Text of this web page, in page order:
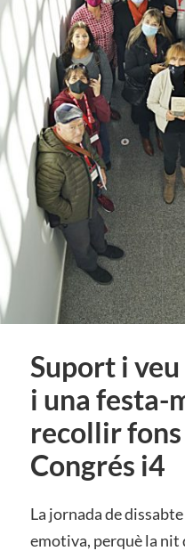
Suport i
i una festa-
recollir fons
Congrés i4
La jornada de
emotiva, perquè la nit